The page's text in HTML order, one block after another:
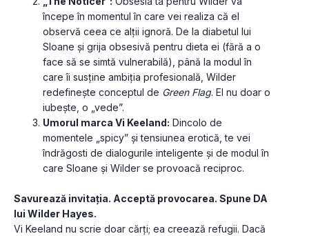
începe în momentul în care vei realiza că el
observă ceea ce alții ignoră. De la diabetul lui
Sloane și grija obsesivă pentru dieta ei (fără a o
face să se simtă vulnerabilă), până la modul în
care îi susține ambiția profesională, Wilder
redefinește conceptul de Green Flag. El nu doar o
iubește, o „vede”.
Umorul marca Vi Keeland: Dincolo de
momentele „spicy” și tensiunea erotică, te vei
îndrăgosti de dialogurile inteligente și de modul în
care Sloane și Wilder se provoacă reciproc.
Savurează invitația. Acceptă provocarea. Spune DA
lui Wilder Hayes.
Vi Keeland nu scrie doar cărți; ea creează refugii. Dacă